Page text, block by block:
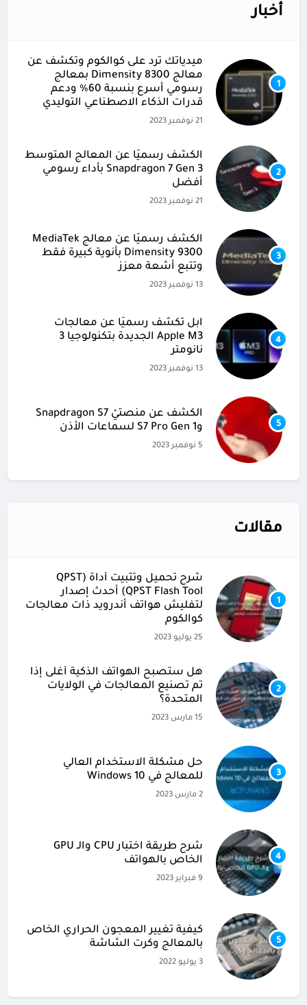
أخبار
1
ميدياتك ترد على كوالكوم وتكشف عن
معالج Dimensity 8300 بمعالج
رسومي أسرع بنسبة 60% ودعم
قدرات الذكاء الاصطناعي التوليدي
21 نوفمبر 2023
2
الكشف رسميًا عن المعالج المتوسط
Snapdragon 7 Gen 3 بأداء رسومي
أفضل
21 نوفمبر 2023
3
الكشف رسميًا عن معالج MediaTek
Dimensity 9300 بأنوية كبيرة فقط
وتتبع أشعة معزز
13 نوفمبر 2023
4
آبل تكشف رسميًا عن معالجات
Apple M3 الجديدة بتكنولوجيا 3
نانومتر
13 نوفمبر 2023
5
الكشف عن منصتيْ Snapdragon S7
وS7 Pro Gen 1 لسماعات الأذن
5 نوفمبر 2023
مقالات
1
شرح تحميل وتثبيت أداة (QPST
(QPST Flash Tool أحدث إصدار
لتفليش هواتف أندرويد ذات معالجات
كوالكوم
25 يوليو 2023
2
هل ستصبح الهواتف الذكية أغلى إذا
تم تصنيع المعالجات في الولايات
المتحدة؟
15 مارس 2023
3
حل مشكلة الاستخدام العالي
للمعالج في Windows 10
2 مارس 2023
4
شرح طريقة اختبار CPU والـ GPU
الخاص بالهواتف
9 فبراير 2023
5
كيفية تغيير المعجون الحراري الخاص
بالمعالج وكرت الشاشة
3 يوليو 2022